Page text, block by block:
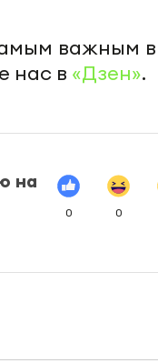
важным в
нас в «Дзен».
на
0 0